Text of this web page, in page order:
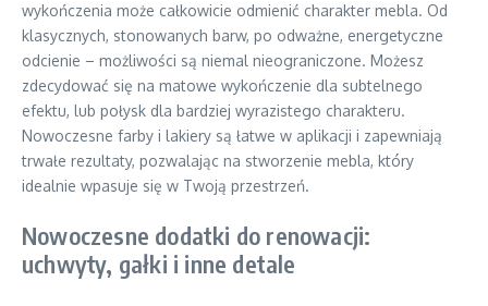
wykończenia może całkowicie odmienić charakter mebla. Od
klasycznych, stonowanych barw, po odważne, energetyczne
odcienie – możliwości są niemal nieograniczone. Możesz
zdecydować się na matowe wykończenie dla subtelnego
efektu, lub połysk dla bardziej wyrazistego charakteru.
Nowoczesne farby i lakiery są łatwe w aplikacji i zapewniają
trwałe rezultaty, pozwalając na stworzenie mebla, który
idealnie wpasuje się w Twoją przestrzeń.
Nowoczesne dodatki do renowacji:
uchwyty, gałki i inne detale